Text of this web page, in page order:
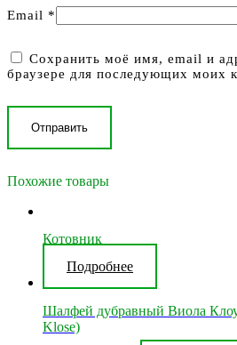
Email *
Сохранить моё имя, email и
браузере для последующих моих
Похожие товары
Котовник
Подробнее
Шалфей дубравный Виола
Klose)